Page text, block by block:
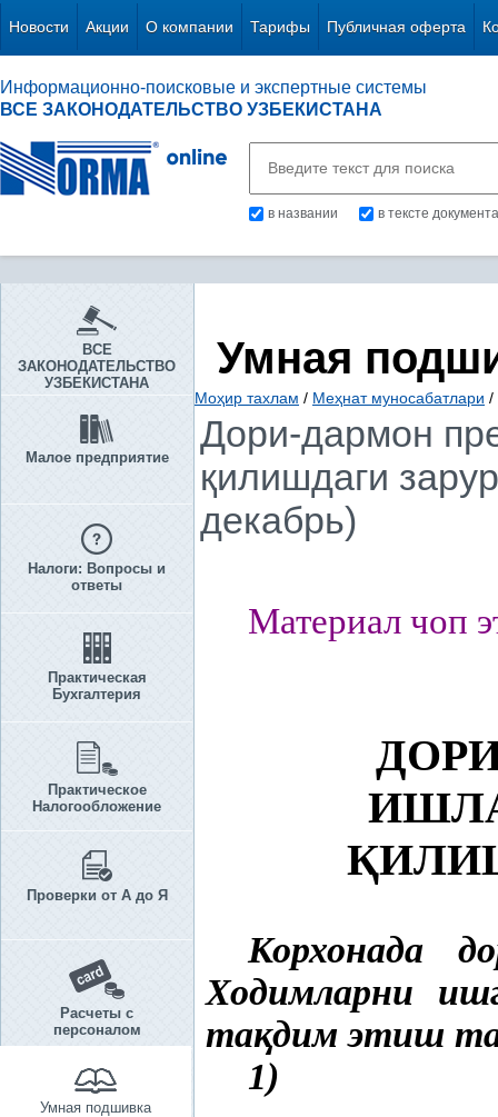
Новости Акции О компании Тарифы Публичная оферта
Информационно-поисковые и экспертные системы
ВСЕ ЗАКОНОДАТЕЛЬСТВО УЗБЕКИСТАНА
в названии в тексте документа
ВСЕ
ЗАКОНОДАТЕЛЬСТВО
УЗБЕКИСТАНА
Малое предприятие
Налоги: Вопросы и
ответы
Практическая
Бухгалтерия
Практическое
Налогообложение
Проверки от А до Я
Расчеты с
персоналом
Умная подшивка
Умная
Моҳир тахлам / Меҳнат муносабатлари /
Дори-дармон
қилишдаги
декабрь)
Материал чоп
Қ
Корхонада
Ходимларни
тақдим этиш
1)